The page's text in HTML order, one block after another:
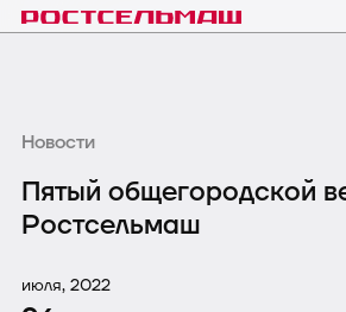
Новости
Пятый общегородской
Ростсельмаш
июля, 2022